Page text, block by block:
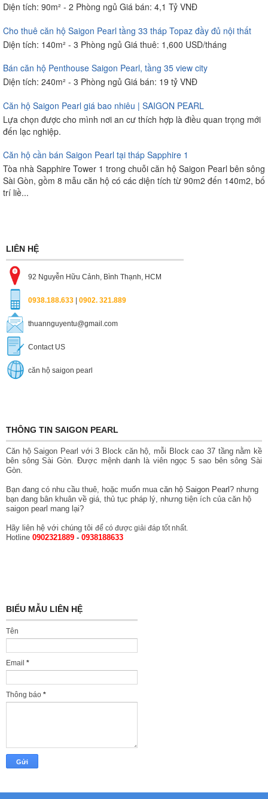
Diện tích: 90m² - 2 Phòng ngủ Giá bán: 4,1 Tỷ VNĐ
Cho thuê căn hộ Saigon Pearl tầng 33 tháp Topaz đầy đủ nội thất
Diện tích: 140m² - 3 Phòng ngủ Giá thuê: 1,600 USD/tháng
Bán căn hộ Penthouse Saigon Pearl, tầng 35 view city
Diện tích: 240m² - 3 Phòng ngủ Giá bán: 19 tỷ VNĐ
Căn hộ Saigon Pearl giá bao nhiêu | SAIGON PEARL
Lựa chọn được cho mình nơi an cư thích hợp là điều quan trọng mới
đến lạc nghiệp.
Căn hộ cần bán Saigon Pearl tại tháp Sapphire 1
Tòa nhà Sapphire Tower 1 trong chuỗi căn hộ Saigon Pearl bên sông
Sài Gòn, gồm 8 mẫu căn hộ có các diện tích từ 90m2 đến 140m2, bố
trí liề...
LIÊN HỆ
92 Nguyễn Hữu Cảnh, Bình Thạnh, HCM
0938.188.633 | 0902. 321.889
thuannguyentu@gmail.com
Contact US
căn hộ saigon pearl
THÔNG TIN SAIGON PEARL
Căn hộ Saigon Pearl với 3 Block căn hộ, mỗi Block cao 37 tầng nằm kề
bên sông Sài Gòn. Được mệnh danh là viên ngọc 5 sao bên sông Sài
Gòn.
Bạn đang có nhu cầu thuê, hoặc muốn mua căn hộ Saigon Pearl ? nhưng
bạn đang bân khuân về giá, thủ tục pháp lý, nhưng tiện ích của căn hộ
saigon pearl mang lại?
Hãy liên hệ với chúng tôi để có được giải đáp tốt nhất.
Hotline 0902321889 - 0938188633
BIỂU MẪU LIÊN HỆ
Tên
Email *
Thông báo *